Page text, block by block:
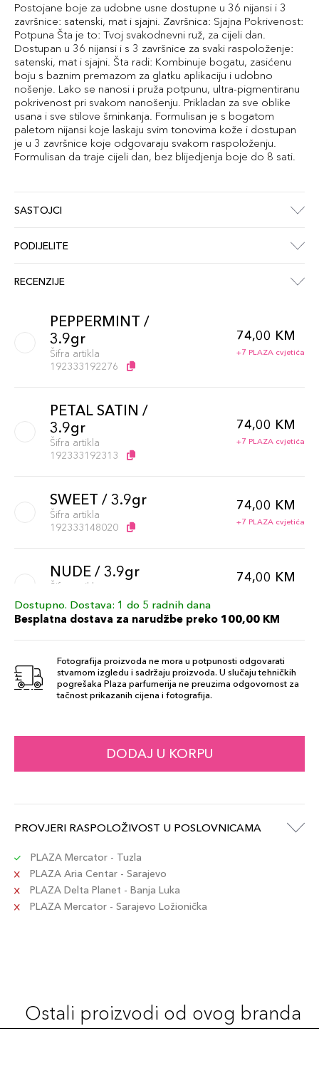
Postojane boje za udobne usne dostupne u 36 nijansi i 3
završnice: satenski, mat i sjajni. Završnica: Sjajna Pokrivenost:
Potpuna Šta je to: Tvoj svakodnevni ruž, za cijeli dan.
Dostupan u 36 nijansi i s 3 završnice za svaki raspoloženje:
satenski, mat i sjajni. Šta radi: Kombinuje bogatu, zasićenu
boju s baznim premazom za glatku aplikaciju i udobno
nošenje. Lako se nanosi i pruža potpunu, ultra-pigmentiranu
pokrivenost pri svakom nanošenju. Prikladan za sve oblike
usana i sve stilove šminkanja. Formulisan je s bogatom
paletom nijansi koje laskaju svim tonovima kože i dostupan
je u 3 završnice koje odgovaraju svakom raspoloženju.
Formulisan da traje cijeli dan, bez blijedjenja boje do 8 sati.
SASTOJCI
PODIJELITE
RECENZIJE
PEPPERMINT /
3.9gr
Šifra artikla
192333192276
74,00 KM
+7 PLAZA cvjetića
PETAL SATIN /
3.9gr
Šifra artikla
192333192313
74,00 KM
+7 PLAZA cvjetića
SWEET / 3.9gr
Šifra artikla
192333148020
74,00 KM
+7 PLAZA cvjetića
NUDE / 3.9gr
Šifra artikla
192333147948
74,00 KM
Šifra artikla
192333192337
+7 PLAZA cvjetića
+7 PLAZA cvjetića
FLAME / 3.9gr
Šifra artikla
192333192207
BEIGE / 3.9gr
Šifra artikla
192333192214
74,00 KM
Dostupno. Dostava: 1 do 5 radnih dana
Besplatna dostava za narudžbe preko 100,00 KM
Fotografija proizvoda ne mora u potpunosti odgovarati
stvarnom izgledu i sadržaju proizvoda. U slučaju tehničkih
pogrešaka Plaza parfumerija ne preuzima odgovornost za
tačnost prikazanih cijena i fotografija.
DODAJ U KORPU
PROVJERI RASPOLOŽIVOST U POSLOVNICAMA
PLAZA Mercator - Tuzla
PLAZA Aria Centar - Sarajevo
PLAZA Delta Planet - Banja Luka
PLAZA Mercator - Sarajevo Ložionička
Ostali proizvodi od ovog branda